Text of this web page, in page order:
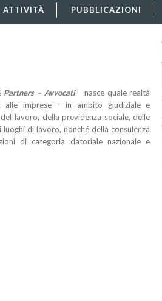
ATTIVITÀ PUBBLICAZIONI
Partners – Avvocati
nasce quale realtà
alle imprese - in ambito giudiziale e
lavoro, della previdenza sociale, delle
di lavoro, nonché della consulenza
di categoria datoriale nazionale e